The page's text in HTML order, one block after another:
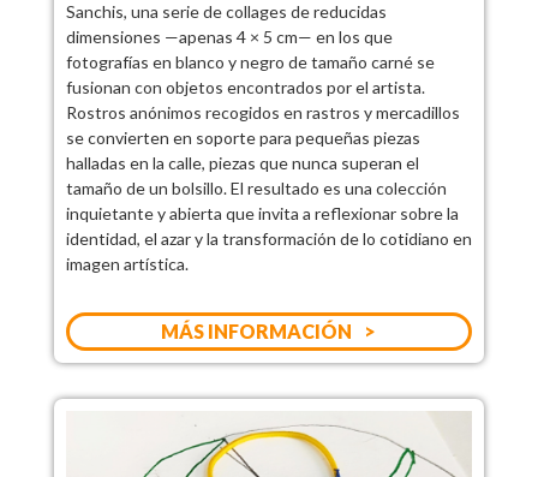
Sanchis, una serie de collages de reducidas
dimensiones —apenas 4 × 5 cm— en los que
fotografías en blanco y negro de tamaño carné se
fusionan con objetos encontrados por el artista.
Rostros anónimos recogidos en rastros y mercadillos
se convierten en soporte para pequeñas piezas
halladas en la calle, piezas que nunca superan el
tamaño de un bolsillo. El resultado es una colección
inquietante y abierta que invita a reflexionar sobre la
identidad, el azar y la transformación de lo cotidiano en
imagen artística.
MÁS INFORMACIÓN